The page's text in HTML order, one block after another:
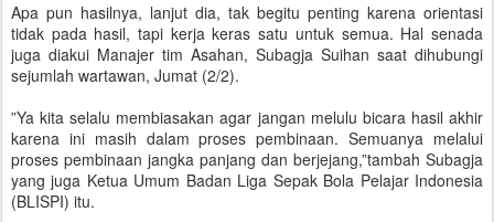
Apa pun hasilnya, lanjut dia, tak begitu penting karena orientasi
tidak pada hasil, tapi kerja keras satu untuk semua. Hal senada
juga diakui Manajer tim Asahan, Subagja Suihan saat dihubungi
sejumlah wartawan, Jumat (2/2).
”Ya kita selalu membiasakan agar jangan melulu bicara hasil akhir
karena ini masih dalam proses pembinaan. Semuanya melalui
proses pembinaan jangka panjang dan berjejang,”tambah Subagja
yang juga Ketua Umum Badan Liga Sepak Bola Pelajar Indonesia
(BLISPI) itu.